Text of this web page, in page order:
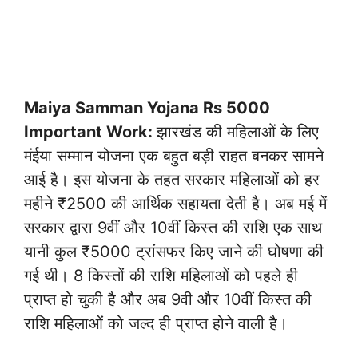
Maiya Samman Yojana Rs 5000
Important Work:झारखंड की महिलाओं के लिए
मंईया सम्मान योजना एक बहुत बड़ी राहत बनकर सामने
आई है। इस योजना के तहत सरकार महिलाओं को हर
महीने ₹2500 की आर्थिक सहायता देती है। अब मई में
सरकार द्वारा 9वीं और 10वीं किस्त की राशि एक साथ
यानी कुल ₹5000 ट्रांसफर किए जाने की घोषणा की
गई थी। 8 किस्तों की राशि महिलाओं को पहले ही
प्राप्त हो चुकी है और अब 9वी और 10वीं किस्त की
राशि महिलाओं को जल्द ही प्राप्त होने वाली है।